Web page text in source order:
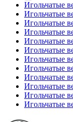
Игольчатые
Игольчатые
Игольчатые
Игольчатые
Игольчатые
Игольчатые
Игольчатые
Игольчатые
Игольчатые
Игольчатые
Игольчатые
Игольчатые